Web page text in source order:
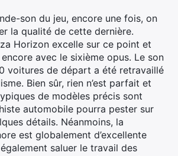
son du jeu, encore une fois, on
la qualité de cette dernière.
Horizon excelle sur ce point et
avec le sixième opus. Le son
voitures de départ a été retravaillé
Bien sûr, rien n’est parfait et
de modèles précis sont
automobile pourra pester sur
détails. Néanmoins, la
est globalement d’excellente
saluer le travail des